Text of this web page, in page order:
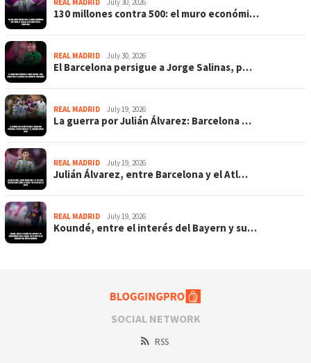
REAL MADRID July 30, 2026
130 millones contra 500: el muro económi…
REAL MADRID July 30, 2026
El Barcelona persigue a Jorge Salinas, p…
REAL MADRID July 19, 2026
La guerra por Julián Álvarez: Barcelona …
REAL MADRID July 19, 2026
Julián Álvarez, entre Barcelona y el Atl…
REAL MADRID July 19, 2026
Koundé, entre el interés del Bayern y su…
SOCIAL NETWORK
RSS